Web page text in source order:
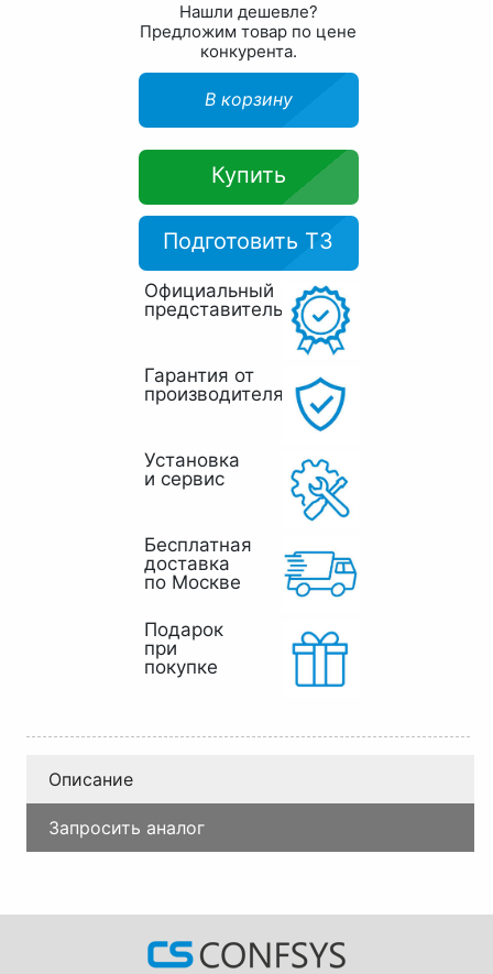
Нашли дешевле?
Предложим товар по цене
конкурента.
В корзину
Купить
Подготовить ТЗ
Официальный
представитель
Гарантия от
производителя
Установка
и сервис
Бесплатная
доставка
по Москве
Подарок
при
покупке
Описание
Запросить аналог